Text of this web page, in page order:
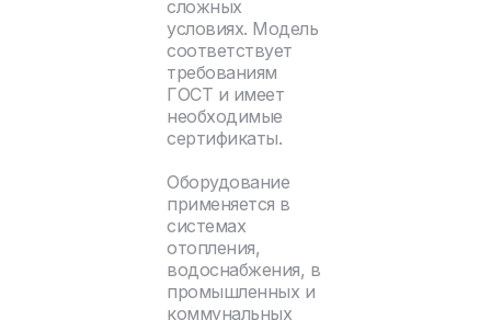
сложных
условиях. Модель
соответствует
требованиям
ГОСТ и имеет
необходимые
сертификаты.
Оборудование
применяется в
системах
отопления,
водоснабжения, в
промышленных и
коммунальных